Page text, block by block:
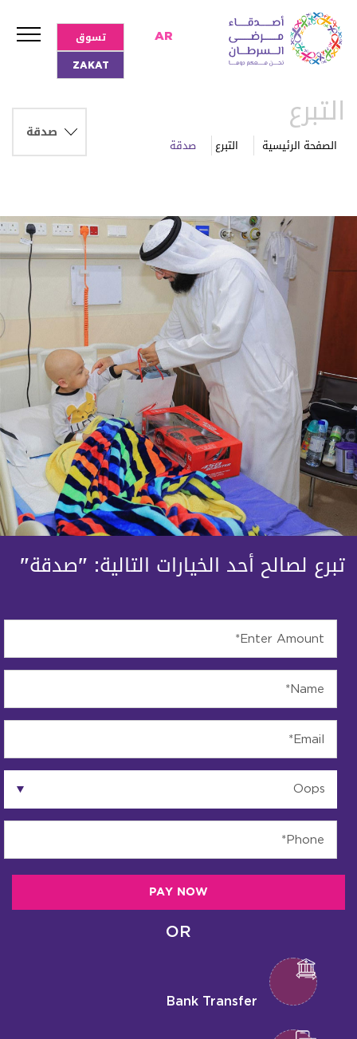
AR
تسوق
ZAKAT
التبرع
الصفحة الرئيسية التبرع صدقة
تبرع لصالح أحد الخيارات التالية: "صدقة"
PAY NOW
OR
Bank Transfer